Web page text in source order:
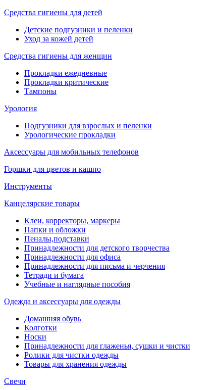
Средства гигиены для детей
Детские подгузники и пеленки
Уход за кожей детей
Средства гигиены для женщин
Прокладки ежедневные
Прокладки критические
Тампоны
Урология
Подгузники для взрослых и пеленки
Урологические прокладки
Аксессуары для мобильных телефонов
Горшки для цветов и кашпо
Инструменты
Канцелярские товары
Клеи, корректоры, маркеры
Папки и обложки
Пеналы,подставки
Принадлежности для детского творчества
Принадлежности для офиса
Принадлежности для письма и черчения
Тетради и бумага
Учебные и наглядные пособия
Одежда и аксессуары для одежды
Домашняя обувь
Колготки
Носки
Принадлежности для глаженья, сушки и чистки
Ролики для чистки одежды
Товары для хранения одежды
Свечи